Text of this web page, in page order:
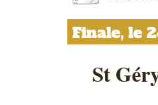
Finale, le
St